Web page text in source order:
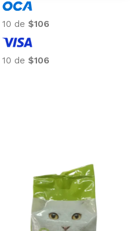
10 de $106
10 de $106